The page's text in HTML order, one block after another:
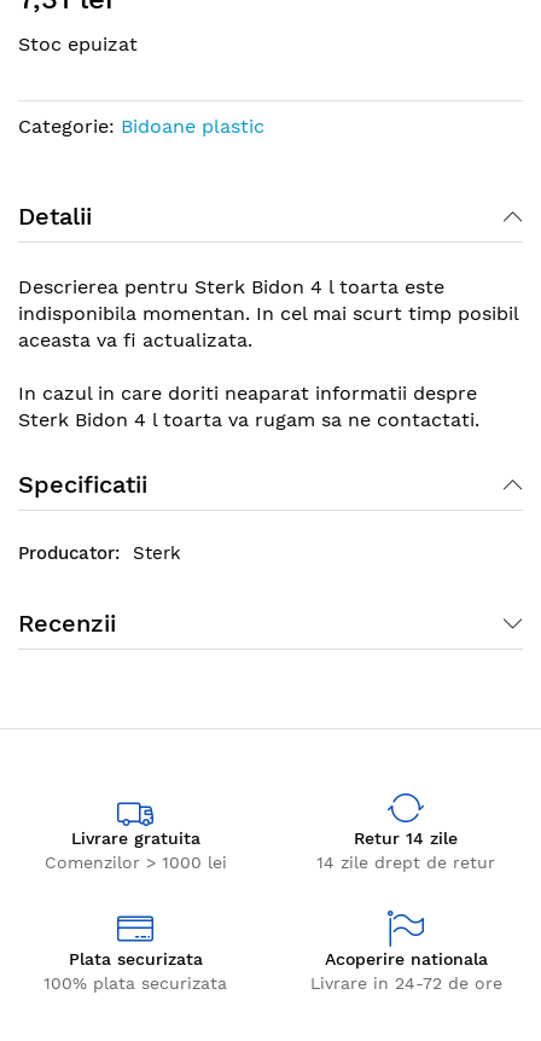
beginning
the
images
Stoc epuizat
Categorie: Bidoane plastic
Detalii
Descrierea pentru Sterk Bidon 4 l toarta este
indisponibila momentan. In cel mai scurt timp posibil
aceasta va fi actualizata.
In cazul in care doriti neaparat informatii despre
Sterk Bidon 4 l toarta va rugam sa ne contactati.
Specificatii
Sterk
Recenzii
Livrare gratuita
Comenzilor > 1000 lei
Retur 14 zile
14 zile drept de retur
Plata securizata
100% plata securizata
Acoperire nationala
Livrare in 24-72 de ore